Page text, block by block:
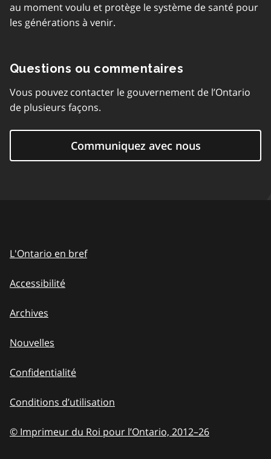
au moment voulu et protège le système de santé pour
les générations à venir.
Questions ou commentaires
Vous pouvez contacter le gouvernement de l’Ontario
de plusieurs façons.
Communiquez avec nous
L'Ontario en bref
Accessibilité
Archives
Nouvelles
Confidentialité
Conditions d’utilisation
© Imprimeur du Roi pour l’Ontario, 2012–to
26